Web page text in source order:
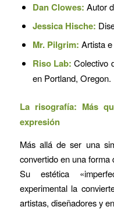
Dan Clowes: Autor
Jessica Hische:
Mr. Pilgrim: Artista
Riso Lab: Colectivo
en Portland, Oregon.
La risografía: Más
expresión
Más allá de ser una
convertido en una forma
Su estética
experimental la
artistas, diseñadores y